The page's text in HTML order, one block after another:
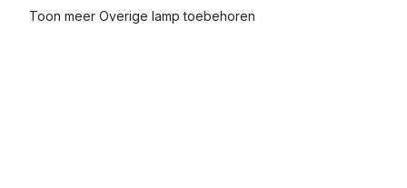
Toon meer Overige lamp toebehoren